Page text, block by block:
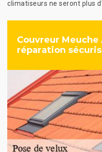
climatiseurs ne seront plus
Couvreur Meuche
réparation